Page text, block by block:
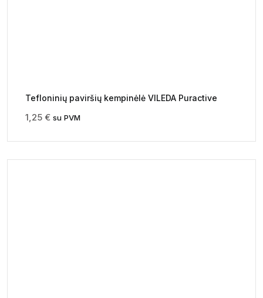
Tefloninių paviršių kempinėlė VILEDA Puractive
1,25 € su PVM